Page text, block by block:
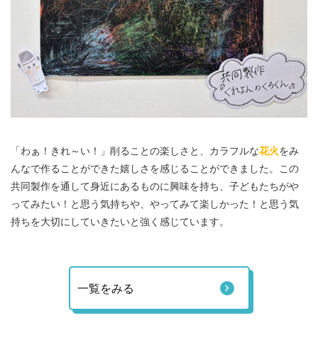
「わぁ！きれ～い！」削ることの楽しさと、カラフルな花火をみ
んなで作ることができた嬉しさを感じることができました。この
共同製作を通して身近にあるものに興味を持ち、子どもたちがや
ってみたい！と思う気持ちや、やってみて楽しかった！と思う気
持ちを大切にしていきたいと強く感じています。
一覧をみる